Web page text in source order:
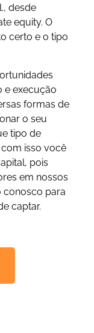
desde
equity. O
certo e o tipo
e execução
formas de
o seu
tipo de
isso você
pois
em nossos
conosco para
captar.